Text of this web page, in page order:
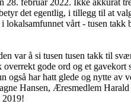
28. februar 2022. Ikke akkurat
det egentlig, i tillegg til at
vårt - tusen
var å si tusen tusen takk til
gode ord og et gavekort
også har hatt glede og nytte
Hansen, Æresmedlem
2019!